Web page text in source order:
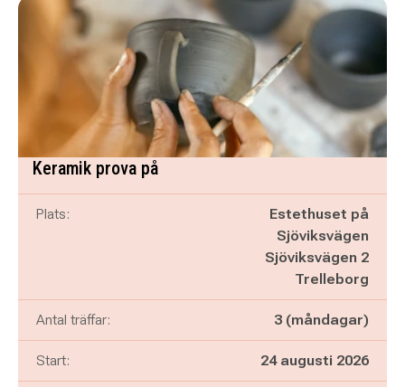
Keramik prova på
Plats:
Estethuset på
Sjöviksvägen
Sjöviksvägen 2
Trelleborg
Antal träffar: 3 (måndagar)
Start: 24 augusti 2026